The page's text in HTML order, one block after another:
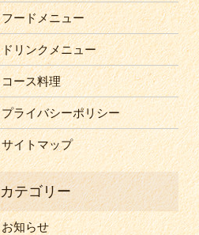
フードメニュー
ドリンクメニュー
コース料理
プライバシーポリシー
サイトマップ
お知らせ